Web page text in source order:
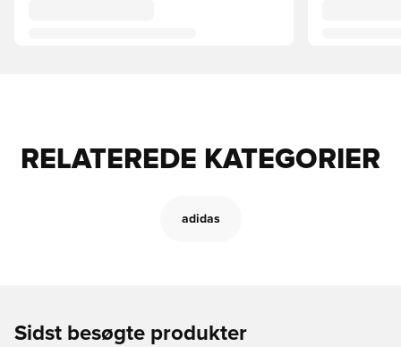
RELATEREDE KATEGORIER
adidas
Sidst besøgte produkter